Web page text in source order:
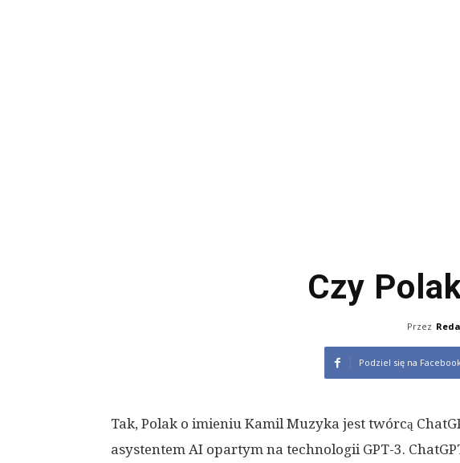
Czy
Przez
Podziel się na
Tak, Polak o imieniu Kamil Muzyka jest twórcą
asystentem AI opartym na technologii GPT-3.